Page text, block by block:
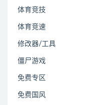
体育竞技
体育竞速
修改器/工具
僵尸游戏
免费专区
免费国风